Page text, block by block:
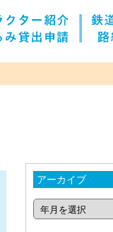
アーカイブ